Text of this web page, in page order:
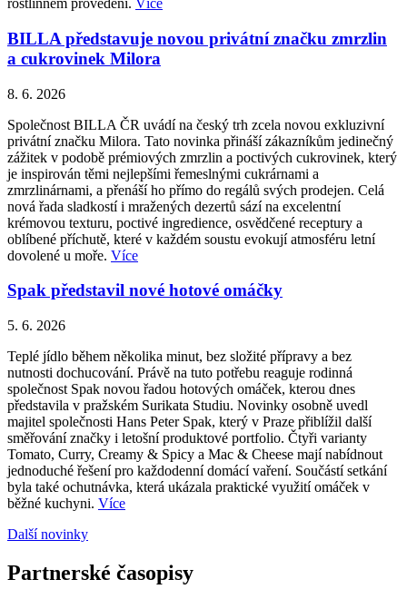
rostlinném provedení. Více
BILLA představuje novou privátní značku zmrzlin
a cukrovinek Milora
8. 6. 2026
Společnost BILLA ČR uvádí na český trh zcela novou exkluzivní
privátní značku Milora. Tato novinka přináší zákazníkům jedinečný
zážitek v podobě prémiových zmrzlin a poctivých cukrovinek, který
je inspirován těmi nejlepšími řemeslnými cukrárnami a
zmrzlinárnami, a přenáší ho přímo do regálů svých prodejen. Celá
nová řada sladkostí i mražených dezertů sází na excelentní
krémovou texturu, poctivé ingredience, osvědčené receptury a
oblíbené příchutě, které v každém soustu evokují atmosféru letní
dovolené u moře. Více
Spak představil nové hotové omáčky
5. 6. 2026
Teplé jídlo během několika minut, bez složité přípravy a bez
nutnosti dochucování. Právě na tuto potřebu reaguje rodinná
společnost Spak novou řadou hotových omáček, kterou dnes
představila v pražském Surikata Studiu. Novinky osobně uvedl
majitel společnosti Hans Peter Spak, který v Praze přiblížil další
směřování značky i letošní produktové portfolio. Čtyři varianty
Tomato, Curry, Creamy & Spicy a Mac & Cheese mají nabídnout
jednoduché řešení pro každodenní domácí vaření. Součástí setkání
byla také ochutnávka, která ukázala praktické využití omáček v
běžné kuchyni. Více
Další novinky
Partnerské časopisy